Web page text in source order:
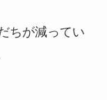
ちが減ってい